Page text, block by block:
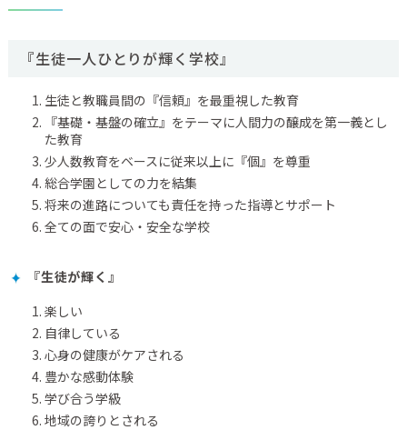
『生徒一人ひとりが輝く学校』
生徒と教職員間の『信頼』を最重視した教育
『基礎・基盤の確立』をテーマに人間力の醸成を第一義とし
た教育
少人数教育をベースに従来以上に『個』を尊重
総合学園としての力を結集
将来の進路についても責任を持った指導とサポート
全ての面で安心・安全な学校
『生徒が輝く』
楽しい
自律している
心身の健康がケアされる
豊かな感動体験
学び合う学級
地域の誇りとされる